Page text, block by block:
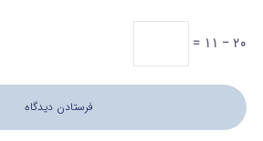
20 − 11 =